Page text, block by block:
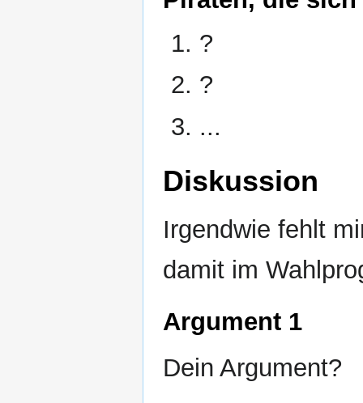
?
?
...
Diskussion
Irgendwie fehlt
damit im
Argument 1
Dein Argument?